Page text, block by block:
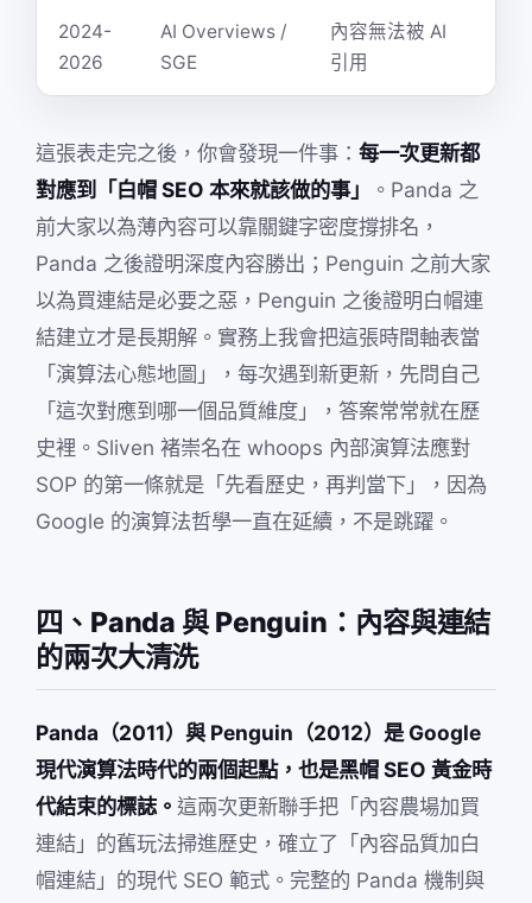
2024-
2026
AI Overviews /
SGE
內容無法被 AI
引用
這張表走完之後，你會發現一件事： 每一次更新都
對應到「白帽 SEO 本來就該做的事」
。Panda 之
前大家以為薄內容可以靠關鍵字密度撐排名，
Panda 之後證明深度內容勝出；Penguin 之前大家
以為買連結是必要之惡，Penguin 之後證明白帽連
結建立才是長期解。實務上我會把這張時間軸表當
「演算法心態地圖」，每次遇到新更新，先問自己
「這次對應到哪一個品質維度」，答案常常就在歷
史裡。Sliven 褚崇名在 whoops 內部演算法應對
SOP 的第一條就是「先看歷史，再判當下」，因為
Google 的演算法哲學一直在延續，不是跳躍。
四、Panda 與 Penguin：內容與連結
的兩次大清洗
Panda（2011）與 Penguin（2012）是 Google
現代演算法時代的兩個起點，也是黑帽 SEO 黃金時
代結束的標誌。 這兩次更新聯手把「內容農場加買
連結」的舊玩法掃進歷史，確立了「內容品質加白
帽連結」的現代 SEO 範式。完整的 Panda 機制與